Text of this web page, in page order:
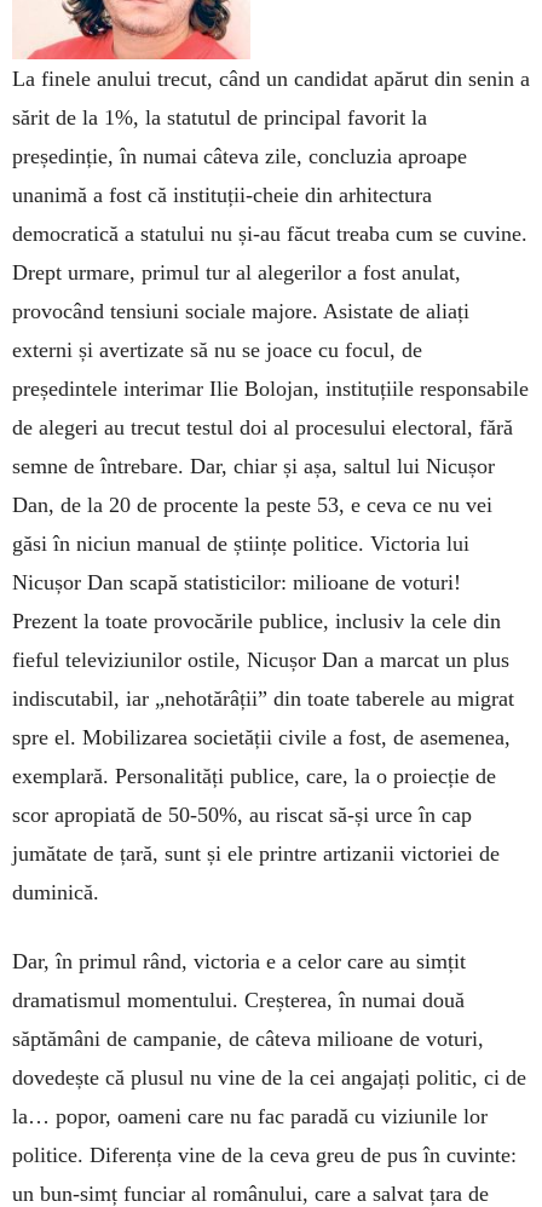
La finele anului trecut, când un candidat apărut din senin a
sărit de la 1%, la statutul de principal favorit la
președinție, în numai câteva zile, concluzia aproape
unanimă a fost că instituții-cheie din arhitectura
democratică a statului nu și-au făcut treaba cum se cuvine.
Drept urmare, primul tur al alegerilor a fost anulat,
provocând tensiuni sociale majore. Asistate de aliați
externi și avertizate să nu se joace cu focul, de
președintele interimar Ilie Bolojan, instituțiile responsabile
de alegeri au trecut testul doi al procesului electoral, fără
semne de întrebare. Dar, chiar și așa, saltul lui Nicușor
Dan, de la 20 de procente la peste 53, e ceva ce nu vei
găsi în niciun manual de științe politice. Victoria lui
Nicușor Dan scapă statisticilor: milioane de voturi!
Prezent la toate provocările publice, inclusiv la cele din
fieful televiziunilor ostile, Nicușor Dan a marcat un plus
indiscutabil, iar „nehotărâții” din toate taberele au migrat
spre el. Mobilizarea societății civile a fost, de asemenea,
exemplară. Personalități publice, care, la o proiecție de
scor apropiată de 50-50%, au riscat să-și urce în cap
jumătate de țară, sunt și ele printre artizanii victoriei de
duminică.
Dar, în primul rând, victoria e a celor care au simțit
dramatismul momentului. Creșterea, în numai două
săptămâni de campanie, de câteva milioane de voturi,
dovedește că plusul nu vine de la cei angajați politic, ci de
la… popor, oameni care nu fac paradă cu viziunile lor
politice. Diferența vine de la ceva greu de pus în cuvinte:
un bun-simț funciar al românului, care a salvat țara de